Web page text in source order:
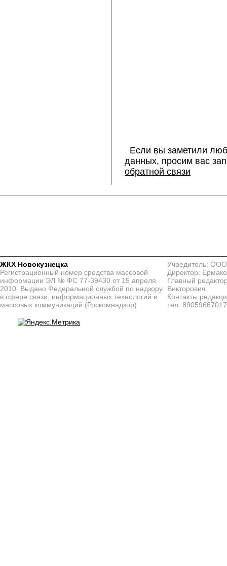
Если вы заметили
данных, просим вас
обратной связи
ЖКХ Новокузнецка
Регистрационный номер средства массовой
информации ЭЛ № ФС 77-39430 от 15 апреля
2010. Выдано Федеральной службой по надзору
в сфере связи, информационных технологий и
массовых коммуникаций (Роскомнадзор)
Учредитель:
Директор:
Главный
Викторович
Контакты
тел. 89059667017